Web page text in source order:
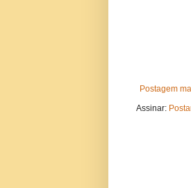
Postagem
Assinar: